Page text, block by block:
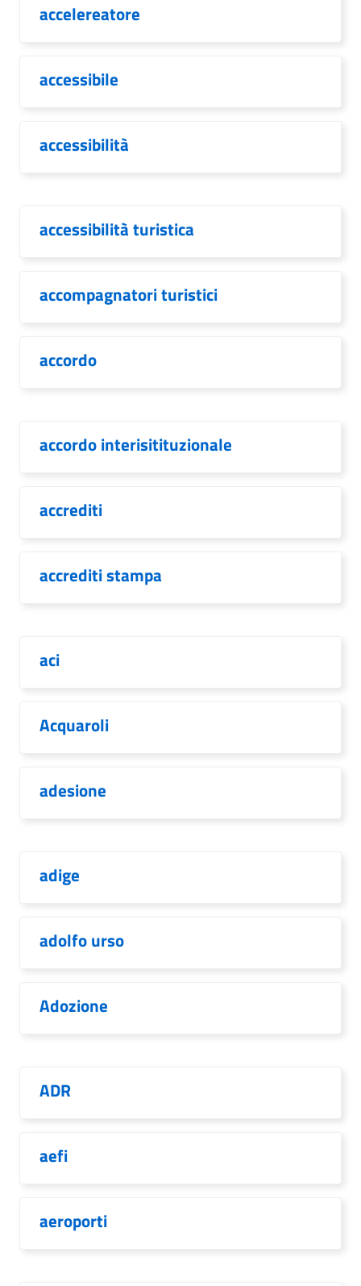
accelereatore
accessibile
accessibilità
accessibilità turistica
accompagnatori turistici
accordo
accordo interisitituzionale
accrediti
accrediti stampa
aci
Acquaroli
adesione
adige
adolfo urso
Adozione
ADR
aefi
aeroporti